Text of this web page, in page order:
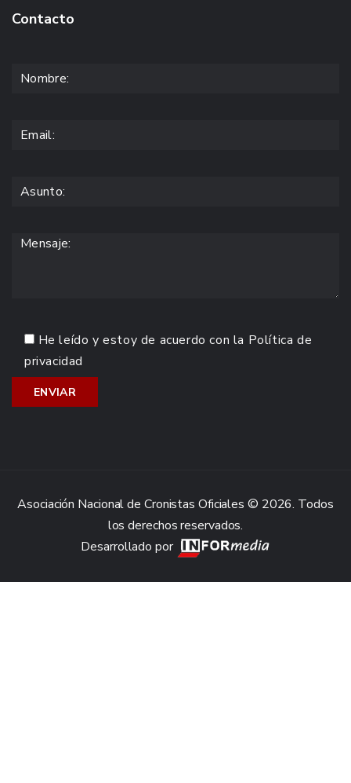
Contacto
He leído y estoy de acuerdo con la Política de
privacidad
Asociación Nacional de Cronistas Oficiales © 2026. Todos
los derechos reservados.
Desarrollado por